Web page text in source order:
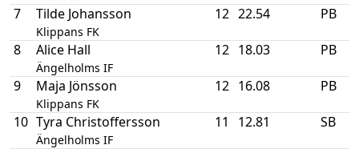
7 Tilde Johansson
Klippans FK
12 22.54 PB
8 Alice Hall
Ängelholms IF
12 18.03 PB
9 Maja Jönsson
Klippans FK
12 16.08 PB
10 Tyra Christoffersson
Ängelholms IF
11 12.81 SB